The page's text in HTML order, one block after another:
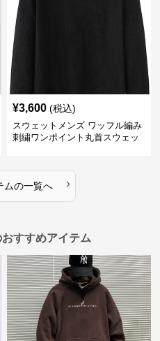
¥3,600 (税込)
スウェットメンズ ワッフル編み
刺繍ワンポイント丸首スウェッ
ムの一覧へ ›
すすめアイテム